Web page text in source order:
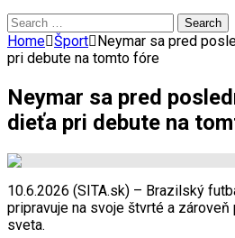
Search
for:
Home Šport Neymar sa pred
pri debute na tomto fóre
Neymar sa pred
dieťa pri debute na
10.6.2026 (SITA.sk) – Brazilský
pripravuje na svoje štvrté a
sveta.